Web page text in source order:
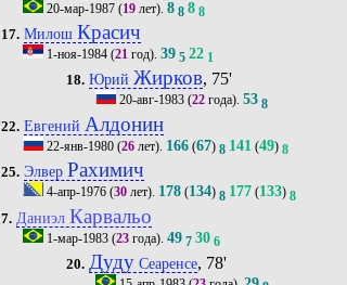
20-мар-1987 (19 лет).8 8 8 8
17. Милош Красич
1-ноя-1984 (21 год).39 5 22 1
18. ЮрийЖирков, 75'
20-авг-1983(22года). 53 8
22. Евгений Алдонин
22-янв-1980 (26 лет). 166 (67) 8 141 (49) 8
25. Элвер Рахимич
4-апр-1976 (30 лет). 178 (134) 8 177 (133) 8
7. Даниэл Карвальо
1-мар-1983 (23 года).49 7 30 6
20. Дуду Сеаренсе, 78'